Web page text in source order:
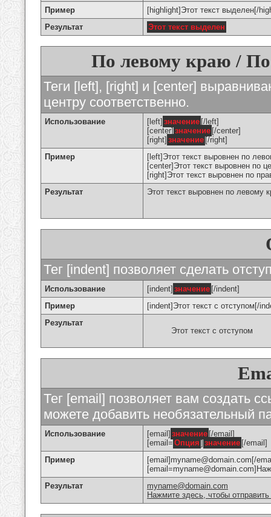
Пример
[highlight]Этот текст выделен[/
Результат
Этот текст выделен
По левому краю /
Теги [left], [right] и [center]
центру соответственно.
Использование [left] значение [/left]
[center] значение [/center]
[right] значение [/right]
Пример
[left]Этот текст выровнен по
[center]Этот текст выровнен по
[right]Этот текст выровнен по
Результат
Этот текст выровнен по левому
Тег [indent] позволяет сделать
Использование [indent] значение [/indent]
Пример
[indent]Этот текст с отступом[/
Результат
Этот текст с отступом
Тег [email] позволяет вам создать
можете добавить необязательный
Использование [email] значение [/email]
[email= Опция ] значение [/email]
Пример
[email]myname@domain.com[/
Результат
myname@domain.com
Нажмите здесь, чтобы